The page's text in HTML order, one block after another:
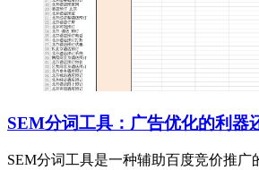
SEM分词工具：广告优化的利器
SEM分词工具是一种辅助百度竞价推广